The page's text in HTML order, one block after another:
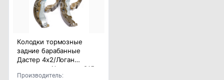
Колодки тормозные
задние барабанные
Дастер 4x2/Логан
универсал/Альмера G15
Производитель: